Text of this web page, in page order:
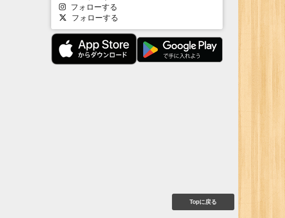
フォローする
フォローする
Topに戻る